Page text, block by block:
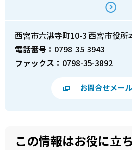
西宮市六湛寺町10-3 西宮市役所
電話番号： 0798-35-3943
ファックス： 0798-35-3892
お問合せメー
この情報はお役に立